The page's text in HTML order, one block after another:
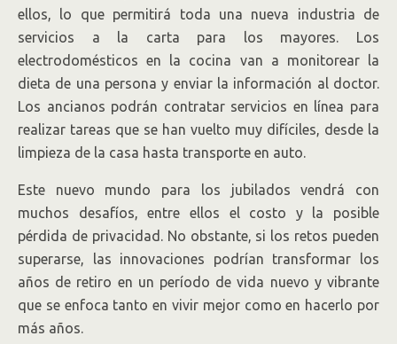
ellos, lo que permitirá toda una nueva industria de
servicios a la carta para los mayores. Los
electrodomésticos en la cocina van a monitorear la
dieta de una persona y enviar la información al doctor.
Los ancianos podrán contratar servicios en línea para
realizar tareas que se han vuelto muy difíciles, desde la
limpieza de la casa hasta transporte en auto.
Este nuevo mundo para los jubilados vendrá con
muchos desafíos, entre ellos el costo y la posible
pérdida de privacidad. No obstante, si los retos pueden
superarse, las innovaciones podrían transformar los
años de retiro en un período de vida nuevo y vibrante
que se enfoca tanto en vivir mejor como en hacerlo por
más años.